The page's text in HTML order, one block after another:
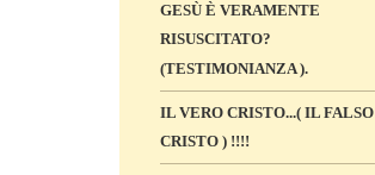
GESÙ È VERAMENTE
RISUSCITATO?
(TESTIMONIANZA ).
IL VERO CRISTO...( IL FALSO
CRISTO ) !!!!